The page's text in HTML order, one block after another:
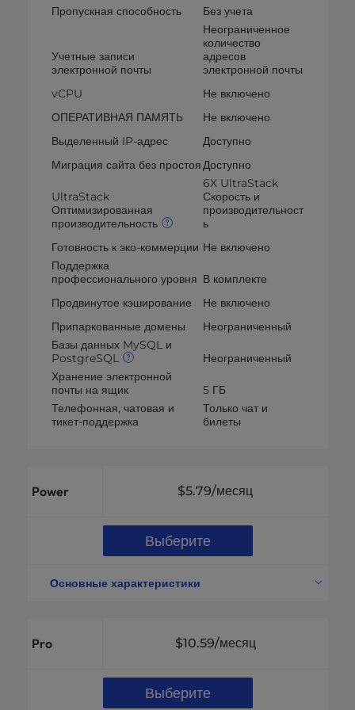
Пропускная способность Без учета
Учетные записи
электронной почты
Неограниченное
количество
адресов
электронной почты
vCPU
Не включено
ОПЕРАТИВНАЯ ПАМЯТЬ
Не включено
Выделенный IP-адрес
Доступно
Миграция сайта без простояДоступно
UltraStack
Оптимизированная
производительность
6X UltraStack
Скорость и
производительност
ь
Готовность к эко-коммерции Не включено
Поддержка
профессионального уровня В комплекте
Продвинутое кэширование
Не включено
Припаркованные домены
Неограниченный
Базы данных MySQL и
PostgreSQL
Неограниченный
Хранение электронной
почты на ящик
5 ГБ
Телефонная, чатовая и
тикет-поддержка
Только чат и
билеты
Power $5.79/месяц
Выберите
Основные характеристики
Пропускная способность
Без учета
Учетные записи электронной
электронной почты
Pro $10.59/месяц
Выберите